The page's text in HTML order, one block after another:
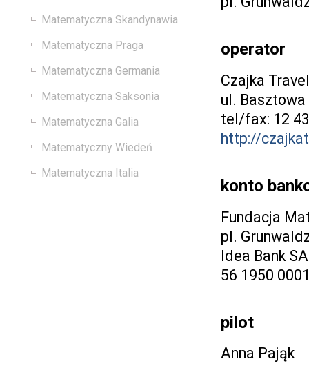
Matematyczna Skandynawia
Matematyczna Praga
Matematyczna Germania
Matematyczna Saksonia
Matematyczna Galia
Matematyczny Wiedeń
Matematyczna Italia
operator
Czajka Travel
ul.
tel/fax: 12
http://
konto
Fundacja
pl.
Idea Bank SA
56 1950
pilot
Anna Pająk